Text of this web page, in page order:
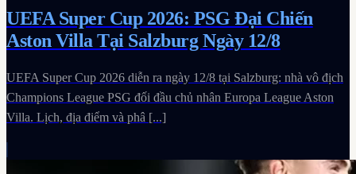
UEFA Super Cup 2026: PSG Đại Chiến
Aston Villa Tại Salzburg Ngày 12/8
UEFA Super Cup 2026 diễn ra ngày 12/8 tại Salzburg: nhà vô địch
Champions League PSG đối đầu chủ nhân Europa League Aston
Villa. Lịch, địa điểm và phâ [...]